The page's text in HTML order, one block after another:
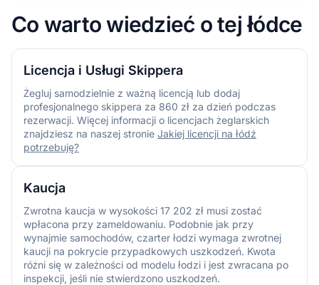
Co warto wiedzieć o tej łódce
Licencja i Usługi Skippera
Żegluj samodzielnie z ważną licencją lub dodaj
profesjonalnego skippera za 860 zł za dzień podczas
rezerwacji. Więcej informacji o licencjach żeglarskich
znajdziesz na naszej stronie Jakiej licencji na łódź
potrzebuję?
Kaucja
Zwrotna kaucja w wysokości 17 202 zł musi zostać
wpłacona przy zameldowaniu. Podobnie jak przy
wynajmie samochodów, czarter łodzi wymaga zwrotnej
kaucji na pokrycie przypadkowych uszkodzeń. Kwota
różni się w zależności od modelu łodzi i jest zwracana po
inspekcji, jeśli nie stwierdzono uszkodzeń.